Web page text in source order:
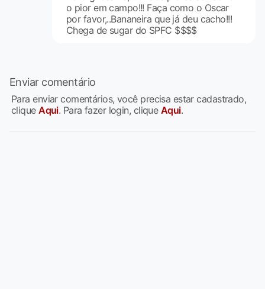
o pior em campo!!! Faça como o Oscar
por favor,..Bananeira que já deu cacho!!!
Chega de sugar do SPFC $$$$
Enviar comentário
Para enviar comentários, você precisa estar cadastrado,
cliqueAqui. Para fazer login, clique Aqui.